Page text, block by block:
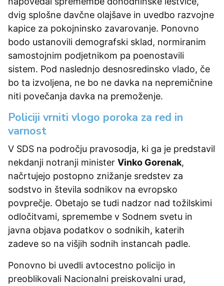
dvig splošne davčne olajšave in uvedbo razvojne
kapice za pokojninsko zavarovanje. Ponovno
bodo ustanovili demografski sklad, normiranim
samostojnim podjetnikom pa poenostavili
sistem. Pod naslednjo desnosredinsko vlado, če
bo ta izvoljena, ne bo ne davka na nepremičnine
niti povečanja davka na premoženje.
Policiji vrniti vlogo poroka za red in
varnost
V SDS na področju pravosodja, ki ga je predstavil
nekdanji notranji minister Vinko Gorenak,
načrtujejo postopno znižanje sredstev za
sodstvo in števila sodnikov na evropsko
povprečje. Obetajo se tudi nadzor nad tožilskimi
odločitvami, spremembe v Sodnem svetu in
javna objava podatkov o sodnikih, katerih
zadeve so na višjih sodnih instancah padle.
Ponovno bi uvedli avtocestno policijo in
preoblikovali Nacionalni preiskovalni urad,